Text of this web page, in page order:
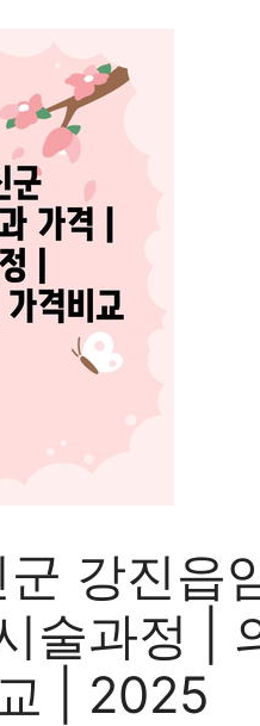
강진읍
술과정 |
| 2025